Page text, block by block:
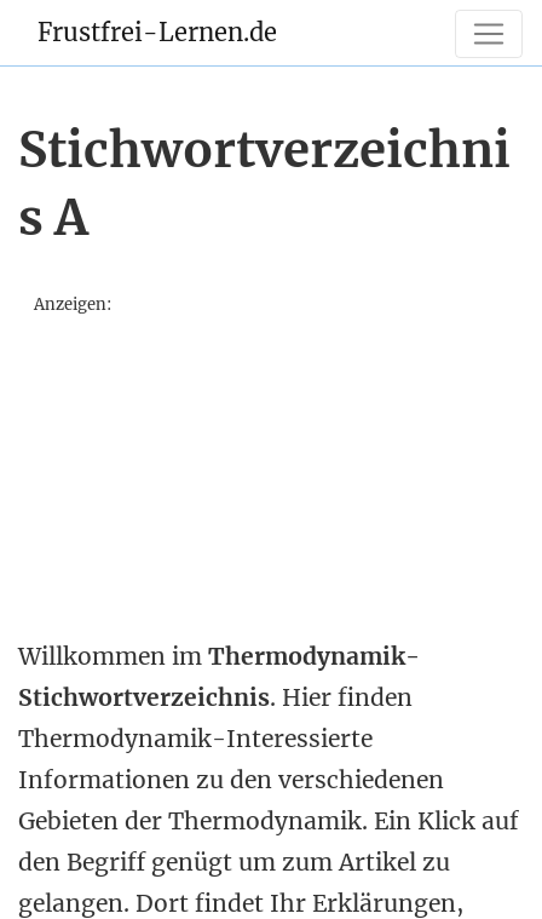
Frustfrei-Lernen.de
Stichwortverzeichni
s A
Anzeigen:
Willkommen im Thermodynamik-
Stichwortverzeichnis. Hier finden
Thermodynamik-Interessierte
Informationen zu den verschiedenen
Gebieten der Thermodynamik. Ein Klick auf
den Begriff genügt um zum Artikel zu
gelangen. Dort findet Ihr Erklärungen,